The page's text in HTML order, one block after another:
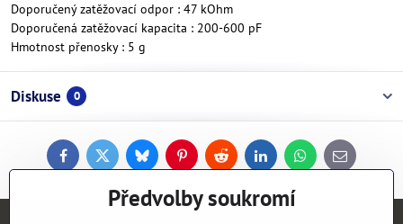
Doporučený zatěžovací odpor : 47 kOhm
Doporučená zatěžovací kapacita : 200-600 pF
Hmotnost přenosky : 5 g
Diskuse 0
FacebookTwitterBlueskyPinterestReddit LinkedInWhatsApp
E-
mail
Předvolby soukromí